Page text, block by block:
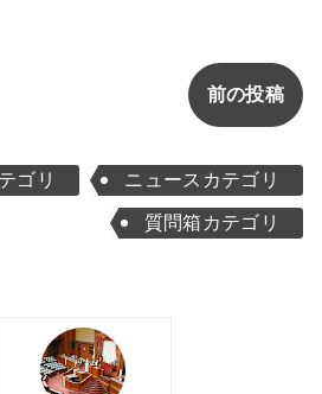
前の投稿
ゴリ
ニュースカテゴリ
質問箱カテゴリ